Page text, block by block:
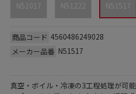
N51017 N51222 N51517
商品コード 4560486249028
メーカー品番 N51517
真空・ボイル・冷凍の3工程処理が可